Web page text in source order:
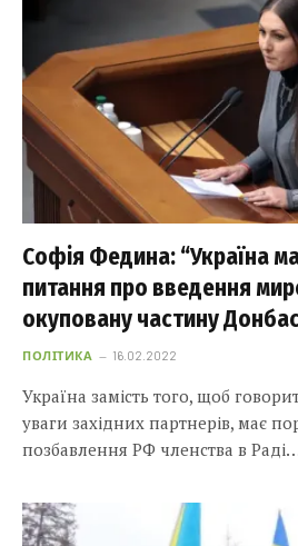
Софія Федина: “Україна
питання про введення
окуповану частину
ПОЛІТИКА 16.02.2022
Україна замість того, щоб
уваги західних партнерів, має
позбавлення РФ членства в